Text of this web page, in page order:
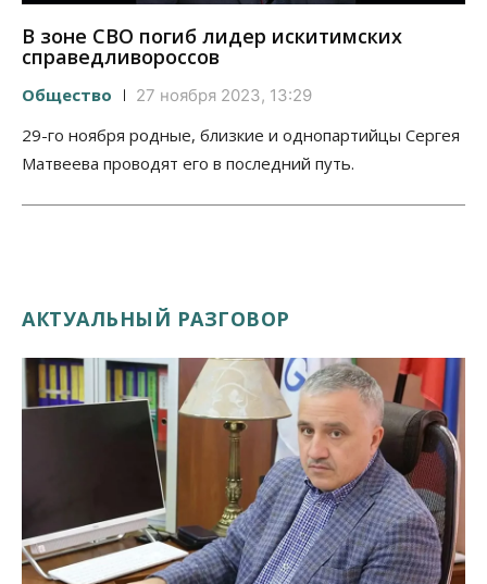
В зоне СВО погиб лидер искитимских
справедливороссов
Общество 27 ноября 2023, 13:29
29-го ноября родные, близкие и однопартийцы Сергея
Матвеева проводят его в последний путь.
АКТУАЛЬНЫЙ РАЗГОВОР